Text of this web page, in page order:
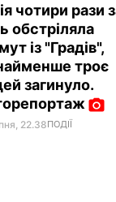
чотири рази
обстріляла
із "Градів",
троє
загинуло.
22.38ПОДІЇ